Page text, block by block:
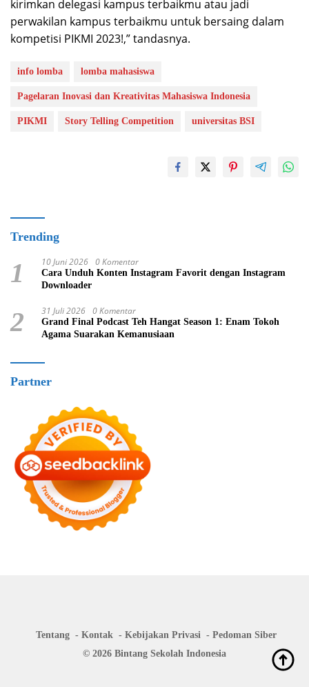
kirimkan delegasi kampus terbaikmu atau jadi
perwakilan kampus terbaikmu untuk bersaing dalam
kompetisi PIKMI 2023!,” tandasnya.
info lomba lomba mahasiswa
Pagelaran Inovasi dan Kreativitas Mahasiswa Indonesia
PIKMI Story Telling Competition universitas BSI
Trending
1 10 Juni 2026 0 Komentar
Cara Unduh Konten Instagram Favorit dengan Instagram
Downloader
2 31 Juli 2026 0 Komentar
Grand Final Podcast Teh Hangat Season 1: Enam Tokoh
Agama Suarakan Kemanusiaan
Partner
Tentang Kontak Kebijakan Privasi
Pedoman Siber
© 2026 Bintang Sekolah Indonesia